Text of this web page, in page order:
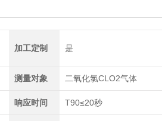
加工定制 是
测量对象 二氧化氯CLO2气体
响应时间 T90≤20秒